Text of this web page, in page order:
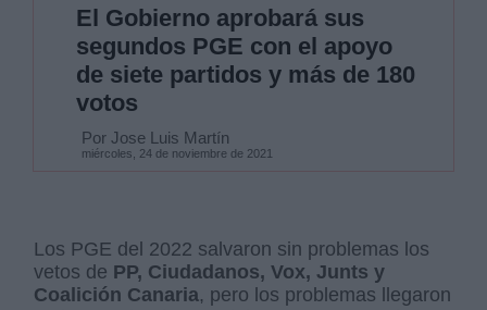
El Gobierno aprobará sus
segundos PGE con el apoyo
de siete partidos y más de 180
votos
Por Jose Luis Martín
miércoles, 24 de noviembre de 2021
Los PGE del 2022 salvaron sin problemas los
vetos de PP, Ciudadanos, Vox, Junts y
Coalición Canaria, pero los problemas llegaron